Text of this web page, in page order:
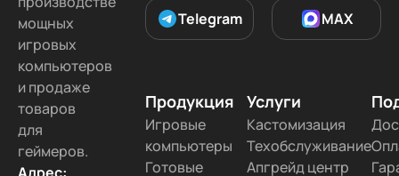
мощных
игровых
компьютеров
и продаже
товаров
для
геймеров.
Telegram MAX
Продукция
Игровые
компьютеры
Готовые
Услуги
Кастомизация
Техобслуживание
Апгрейд центр